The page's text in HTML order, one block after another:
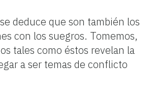
deduce que son también los
con los suegros. Tomemos,
tales como éstos revelan la
a ser temas de conflicto